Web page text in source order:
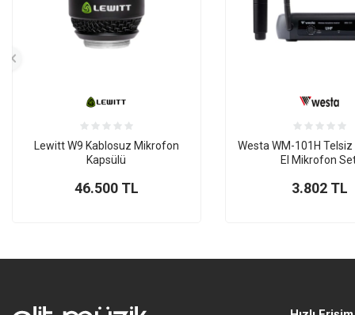
Lewitt W9 Kablosuz Mikrofon
Kapsülü
46.500TL
Westa WM-101H
El Mikrofon
3.802TL